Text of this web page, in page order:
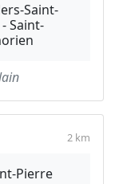
Saint-
Saint-
2 km
Pierre